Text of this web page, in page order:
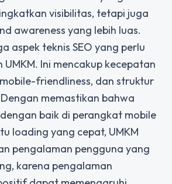
visibilitas, tetapi juga
awareness yang lebih luas.
aspek teknis SEO yang perlu
Ini mencakup kecepatan
friendliness, dan struktur
memastikan bahwa
baik di perangkat mobile
loading yang cepat, UMKM
pengalaman pengguna yang
karena pengalaman